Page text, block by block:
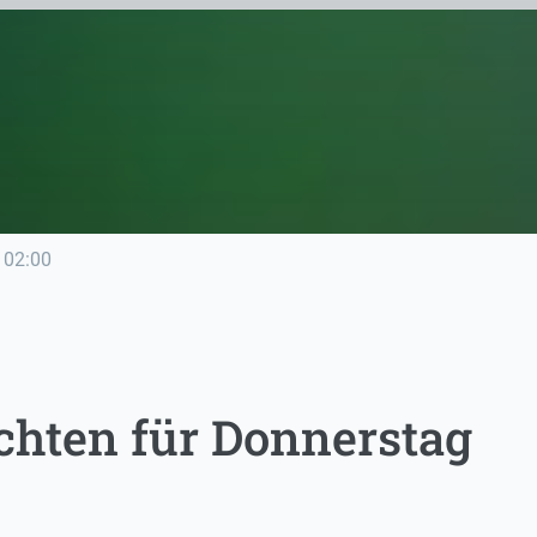
02:00
für Donnerstag